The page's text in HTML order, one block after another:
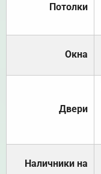
Потолки
Окна
Двери
Наличники на